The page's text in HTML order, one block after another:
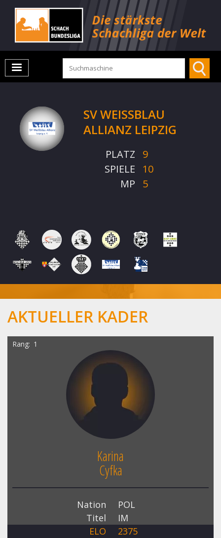
SV WEISSBLAU A
LLIANZ LEIPZIG
PLATZ
9
SPIELE
10
MP
5
AKTUELLER KADER
Rang 1
Karina
Cyfka
Nation
POL
Titel
IM
ELO
2375